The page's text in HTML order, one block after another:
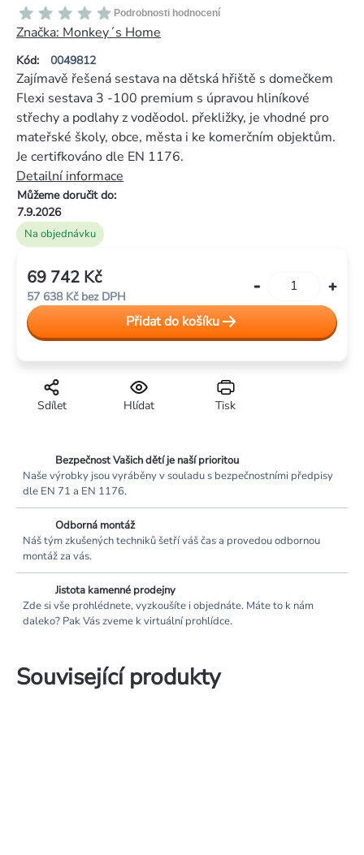
Kód: 0049812
Průměrné
hodnocení
produktu
je
0,0
hvězdiček.
Podrobnosti hodnocení
Značka: Monkey´s Home
Na objednávku
Můžeme doručit do:
7.9.2026
Zajímavě řešená sestava na dětská hřiště s domečkem
Flexi sestava 3 -100 premium s úpravou hliníkové
střechy a podlahy z voděodol. překližky, je vhodné pro
mateřské školy, obce, města i ke komerčním objektům.
Je certifkováno dle EN 1176.
Detailní informace
Tisk
Hlídat
Sdílet
69 742 Kč
57 638 Kč bez DPH
Měrná
cena:
Přidat do košíku
Bezpečnost Vašich dětí je naší prioritou
Naše výrobky jsou vyráběny v souladu s bezpečnostními předpisy
dle EN 71 a EN 1176.
Odborná montáž
Náš tým zkušených techniků šetří váš čas a provedou odbornou
montáž za vás.
Jistota kamenné prodejny
Zde si vše prohlédnete, vyzkoušíte i objednáte. Máte to k nám
daleko? Pak Vás zveme k virtuální prohlídce.
Související produkty